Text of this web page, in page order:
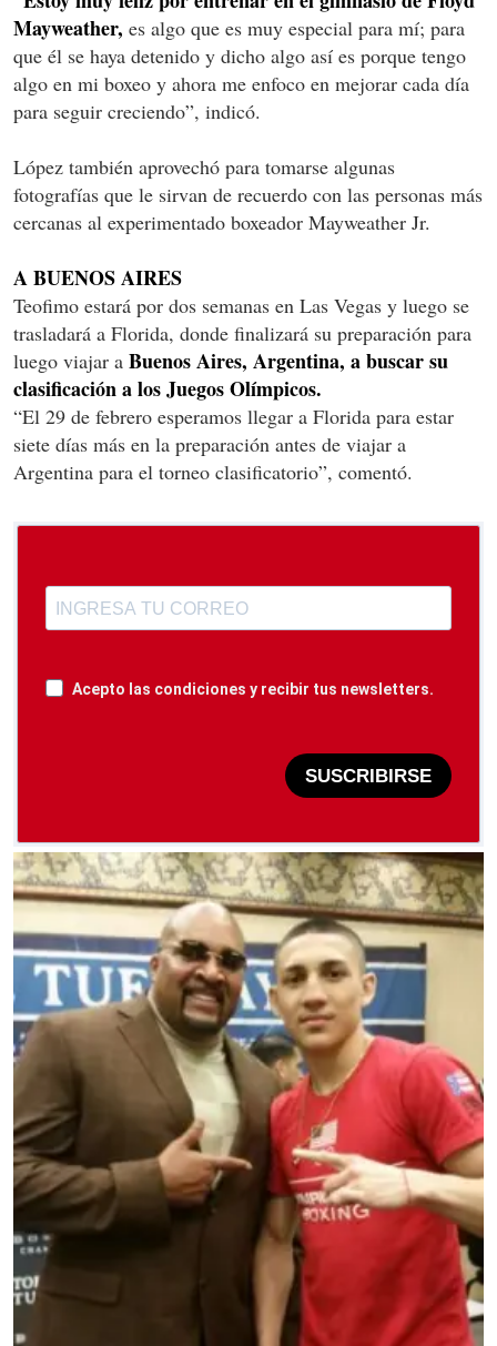
Mayweather, es algo que es muy especial para mí; para
que él se haya detenido y dicho algo así es porque tengo
algo en mi boxeo y ahora me enfoco en mejorar cada día
para seguir creciendo”, indicó.
López también aprovechó para tomarse algunas
fotografías que le sirvan de recuerdo con las personas más
cercanas al experimentado boxeador Mayweather Jr.
A BUENOS AIRES
Teofimo estará por dos semanas en Las Vegas y luego se
trasladará a Florida, donde finalizará su preparación para
luego viajar a Buenos Aires, Argentina, a buscar su
clasificación a los Juegos Olímpicos.
“El 29 de febrero esperamos llegar a Florida para estar
siete días más en la preparación antes de viajar a
Argentina para el torneo clasificatorio”, comentó.
Acepto las condiciones y recibir tus newsletters.
SUSCRIBIRSE